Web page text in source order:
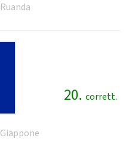
Ruanda
20. corrett.
Giappone